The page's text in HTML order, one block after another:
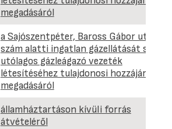
megadásáról
a Sajószentpéter, Baross Gábor utca 26.
szám alatti ingatlan gázellátását
utólagos gázleágazó vezeték
létesítéséhez tulajdonosi hozzájárulás
megadásáról
államháztartáson kívüli forrás
átvételéről